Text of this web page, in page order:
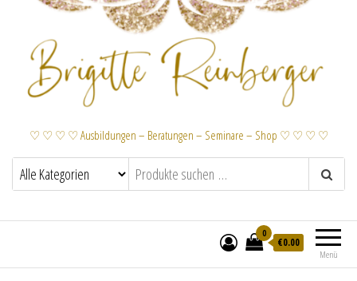
♡ ♡ ♡ ♡ Ausbildungen – Beratungen – Seminare – Shop ♡ ♡ ♡ ♡
Menü
0
€0.00